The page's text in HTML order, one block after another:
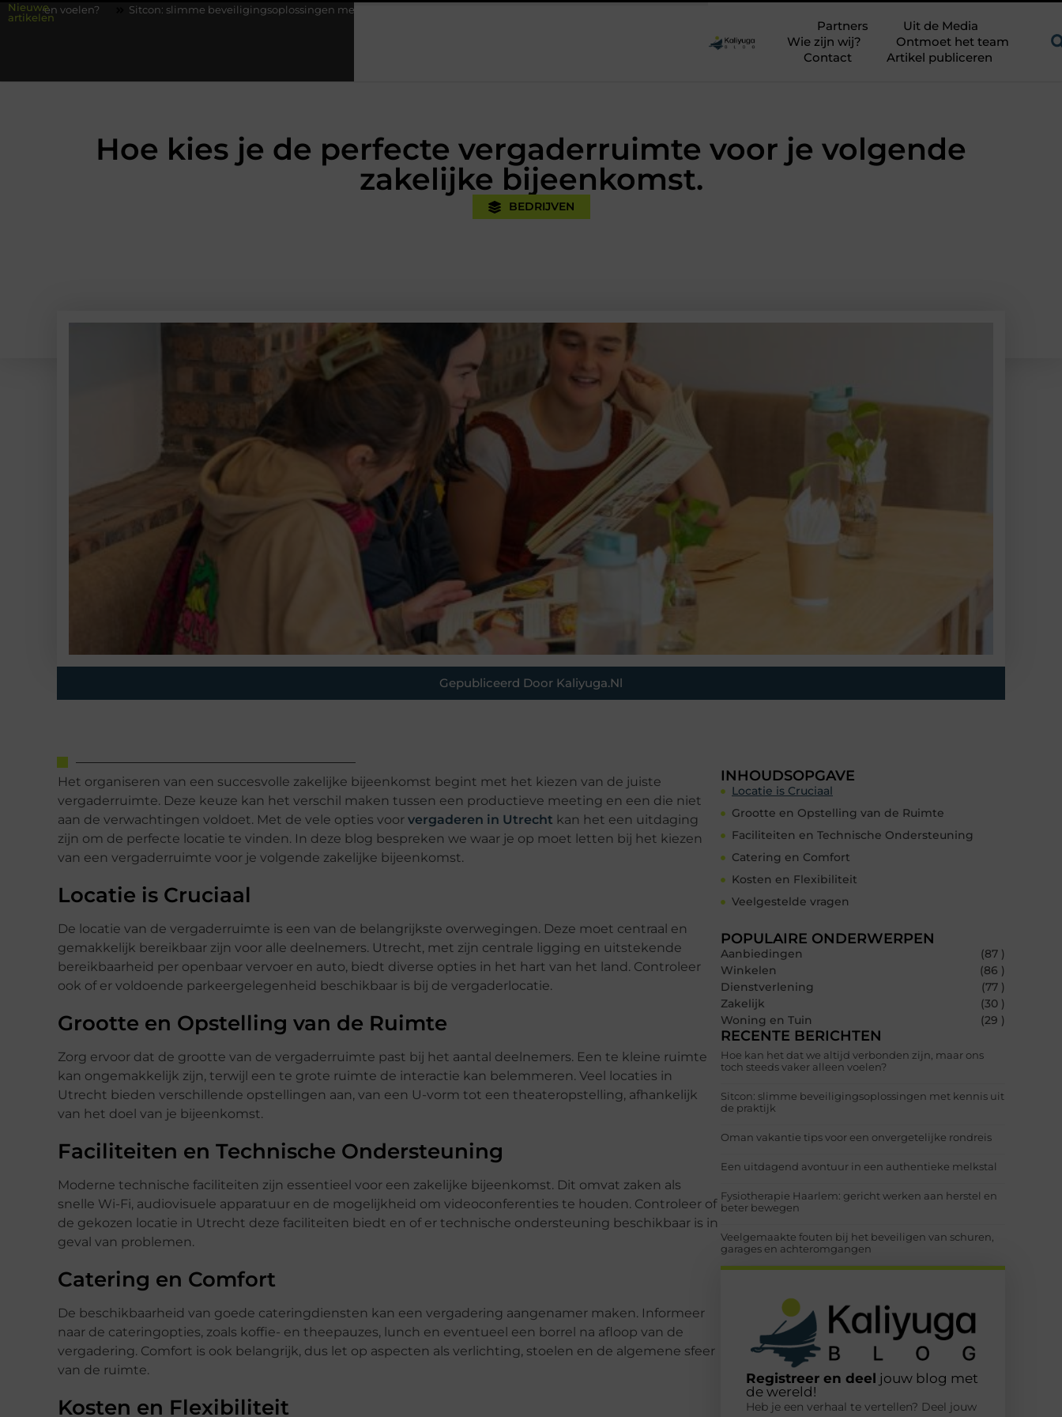
Nieuwe
artikelen
Sitcon: slimme beveiligingsoplossingen met kennis uit de praktijk
Partners
Uit de Media
Wie zijn wij?
Ontmoet het team
Contact
Artikel publiceren
Hoe kies je de perfecte vergaderruimte voor je volgende
zakelijke bijeenkomst.
BEDRIJVEN
Gepubliceerd Door Kaliyuga.nl
Het organiseren van een succesvolle zakelijke bijeenkomst begint met het kiezen van de juiste
vergaderruimte. Deze keuze kan het verschil maken tussen een productieve meeting en een die niet
aan de verwachtingen voldoet. Met de vele opties voor vergaderen in Utrecht kan het een uitdaging
zijn om de perfecte locatie te vinden. In deze blog bespreken we waar je op moet letten bij het kiezen
van een vergaderruimte voor je volgende zakelijke bijeenkomst.
Locatie is Cruciaal
De locatie van de vergaderruimte is een van de belangrijkste overwegingen. Deze moet centraal en
gemakkelijk bereikbaar zijn voor alle deelnemers. Utrecht, met zijn centrale ligging en uitstekende
bereikbaarheid per openbaar vervoer en auto, biedt diverse opties in het hart van het land. Controleer
ook of er voldoende parkeergelegenheid beschikbaar is bij de vergaderlocatie.
Grootte en Opstelling van de Ruimte
Zorg ervoor dat de grootte van de vergaderruimte past bij het aantal deelnemers. Een te kleine ruimte
kan ongemakkelijk zijn, terwijl een te grote ruimte de interactie kan belemmeren. Veel locaties in
Utrecht bieden verschillende opstellingen aan, van een U-vorm tot een theateropstelling, afhankelijk
van het doel van je bijeenkomst.
Faciliteiten en Technische Ondersteuning
Moderne technische faciliteiten zijn essentieel voor een zakelijke bijeenkomst. Dit omvat zaken als
snelle Wi-Fi, audiovisuele apparatuur en de mogelijkheid om videoconferenties te houden. Controleer of
de gekozen locatie in Utrecht deze faciliteiten biedt en of er technische ondersteuning beschikbaar is in
geval van problemen.
Catering en Comfort
De beschikbaarheid van goede cateringdiensten kan een vergadering aangenamer maken. Informeer
naar de cateringopties, zoals koffie- en theepauzes, lunch en eventueel een borrel na afloop van de
vergadering. Comfort is ook belangrijk, dus let op aspecten als verlichting, stoelen en de algemene sfeer
van de ruimte.
Kosten en Flexibiliteit
INHOUDSOPGAVE
Locatie is Cruciaal
Grootte en Opstelling van de Ruimte
Faciliteiten en Technische Ondersteuning
Catering en Comfort
Kosten en Flexibiliteit
Veelgestelde vragen
POPULAIRE ONDERWERPEN
Aanbiedingen
(87 )
Winkelen
(86 )
Dienstverlening
(77 )
Zakelijk
(30 )
Woning en Tuin
(29 )
RECENTE BERICHTEN
Hoe kan het dat we altijd verbonden zijn, maar ons
toch steeds vaker alleen voelen?
Sitcon: slimme beveiligingsoplossingen met kennis uit
de praktijk
Oman vakantie tips voor een onvergetelijke rondreis
Een uitdagend avontuur in een authentieke melkstal
Fysiotherapie Haarlem: gericht werken aan herstel en
beter bewegen
Veelgemaakte fouten bij het beveiligen van schuren,
garages en achteromgangen
Registreer en deel jouw blog met
de wereld!
Heb je een verhaal te vertellen? Deel jouw